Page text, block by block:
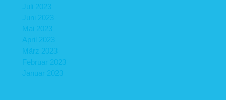
Juli 2023
Juni 2023
Mai 2023
April 2023
März 2023
Februar 2023
Januar 2023